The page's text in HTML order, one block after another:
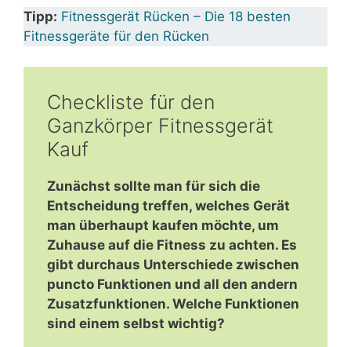
Tipp: Fitnessgerät Rücken – Die 18 besten
Fitnessgeräte für den Rücken
Checkliste für den
Ganzkörper Fitnessgerät
Kauf
Zunächst sollte man für sich die
Entscheidung treffen, welches Gerät
man überhaupt kaufen möchte, um
Zuhause auf die Fitness zu achten. Es
gibt durchaus Unterschiede zwischen
puncto Funktionen und all den andern
Zusatzfunktionen. Welche Funktionen
sind einem selbst wichtig?